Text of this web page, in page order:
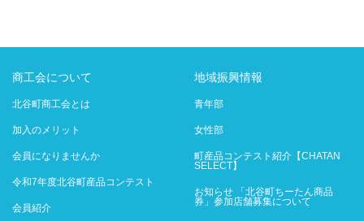
商工会について
北谷町商工会とは
加入のメリット
会員になりませんか
令和7年度北谷町産品コンテスト
会員紹介
地域振興情報
青年部
女性部
町産品コンテスト紹介【CHATAN
SELECT】
お知らせ 「北谷町ちーたん商品
券」参加店舗募集について